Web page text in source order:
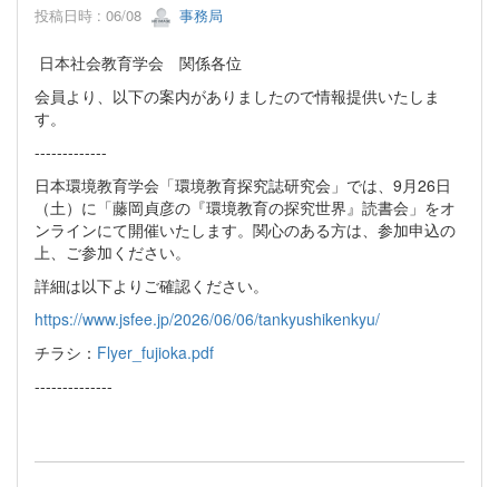
投稿日時 : 06/08 事務局
日本社会教育学会 関係各位
会員より、以下の案内がありましたので情報提供いたしま
す。
-------------
日本環境教育学会「環境教育探究誌研究会」では、9月26日
（土）に「藤岡貞彦の『環境教育の探究世界』読書会」をオ
ンラインにて開催いたします。関心のある方は、参加申込の
上、ご参加ください。
詳細は以下よりご確認ください。
https://www.jsfee.jp/2026/06/06/tankyushikenkyu/
チラシ： Flyer_fujioka.pdf
--------------